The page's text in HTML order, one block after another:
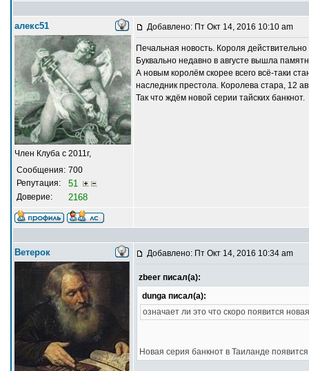
алекс51
Член Клуба с 2011г,
Сообщения: 700
Репутация:
51
Доверие: 2168
Добавлено: Пт Окт 14, 2016 10:10 am
Печальная новость. Короля
Буквально недавно в августе вышла
А новым королём скорее всего всё-таки
наследник престола. Королева стара, 12
Так что ждём новой серии тайских банкнот.
Ветерок Добавлено: Пт Окт 14, 2016 10:34 am
zbeer писал(а):
dunga писал(а):
означает ли это что скоро появится
Новая серия банкнот в Таиланде